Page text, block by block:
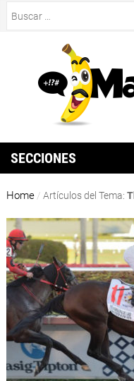
SECCIONES
Home / Artículos del Tema: